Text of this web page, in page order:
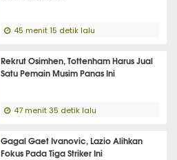
45 menit 15 detik lalu
Rekrut Osimhen, Tottenham Harus Jual
Satu Pemain Musim Panas Ini
47 menit 35 detik lalu
Gagal Gaet Ivanovic, Lazio Alihkan
Fokus Pada Tiga Striker Ini